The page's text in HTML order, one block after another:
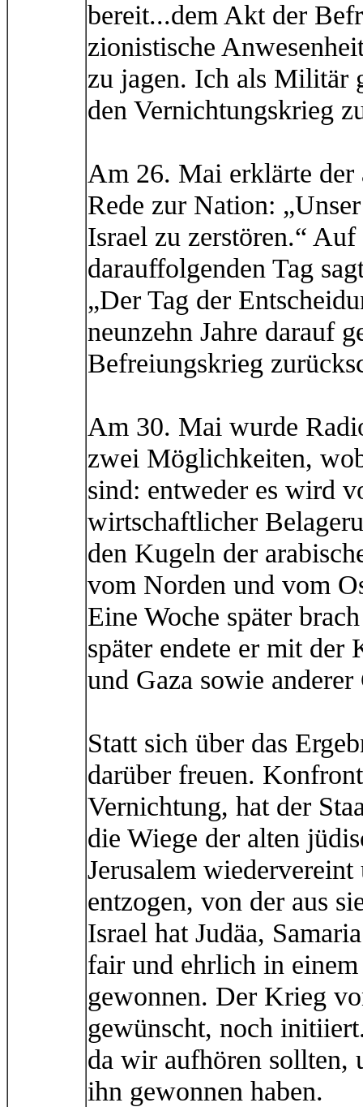
bereit...dem Akt der
zionistische
zu jagen. Ich als Militär
den Vernichtungskrieg
Am 26. Mai erklärte der
Rede zur Nation:
Israel zu zerstören.“
darauffolgenden Tag
„Der Tag der
neunzehn Jahre darauf
Befreiungskrieg
Am 30. Mai wurde
zwei Möglichkeiten,
sind: entweder es wird
wirtschaftlicher
den Kugeln der
vom Norden und vom
Eine Woche später
später endete er mit der
und Gaza sowie anderer
Statt sich über das
darüber freuen.
Vernichtung, hat der
die Wiege der alten
Jerusalem
entzogen, von der aus
Israel hat Judäa,
fair und ehrlich in
gewonnen. Der Krieg
gewünscht, noch
da wir aufhören sollten,
ihn gewonnen haben.